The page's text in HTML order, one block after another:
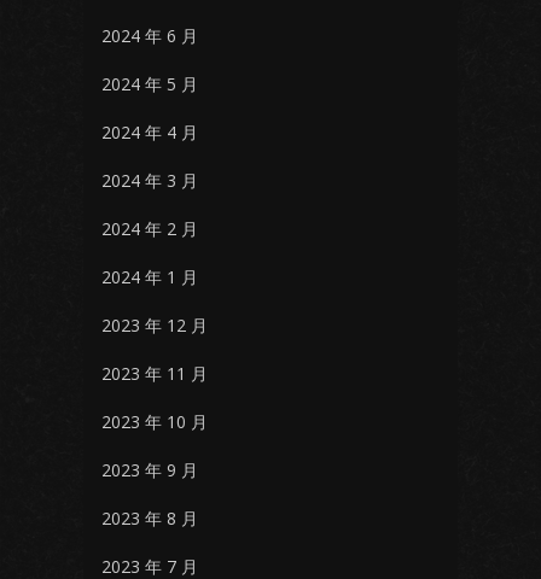
2024 年 6 月
2024 年 5 月
2024 年 4 月
2024 年 3 月
2024 年 2 月
2024 年 1 月
2023 年 12 月
2023 年 11 月
2023 年 10 月
2023 年 9 月
2023 年 8 月
2023 年 7 月